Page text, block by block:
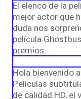
El elenco de la
mejor actor que
duda nos
película
premios.
Hola bienvenido
Películas
de calidad HD, el